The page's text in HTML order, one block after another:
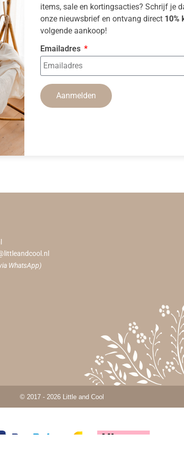
items, sale en kortingsacties? Schrijf je
onze nieuwsbrief en ontvang direct 10%
volgende aankoop!
Emailadres
Aanmelden
WhatsApp)
© 2017 - 2026 Little and Cool